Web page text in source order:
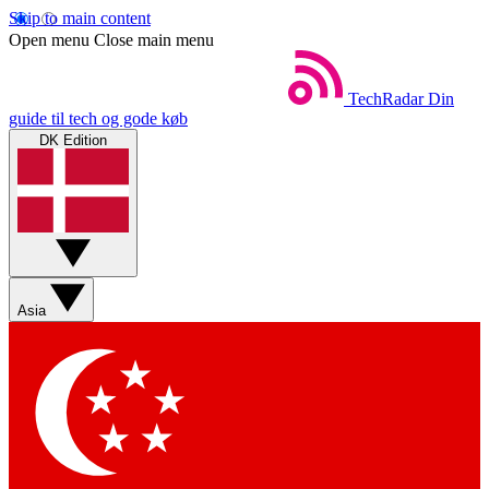
Skip to main content
Open menu Close main menu
TechRadar Din
guide til tech og gode køb
DK Edition
Asia